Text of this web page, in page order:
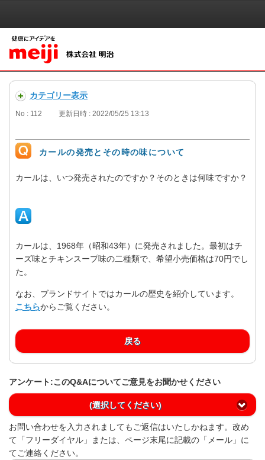
カテゴリー表示
No : 112 更新日時 : 2022/05/25 13:13
カールの発売とその時の味について
カールは、いつ発売されたのですか？そのときは何味ですか？
カールは、1968年（昭和43年）に発売されました。最初はチ
ーズ味とチキンスープ味の二種類で、希望小売価格は70円でし
た。
なお、ブランドサイトではカールの歴史を紹介しています。
こちらからご覧ください。
戻る
アンケート:このQ&Aについてご意見をお聞かせください
(選択してください)
お問い合わせを入力されましてもご返信はいたしかねます。改め
て「フリーダイヤル」または、ページ末尾に記載の「メール」に
てご連絡ください。